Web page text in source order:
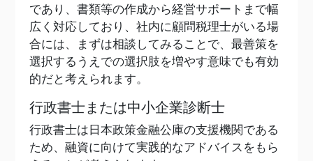
であり、書類等の作成から経営サポートまで幅
広く対応しており、社内に顧問税理士がいる場
合には、まずは相談してみることで、最善策を
選択するうえでの選択肢を増やす意味でも有効
的だと考えられます。
行政書士または中小企業診断士
行政書士は日本政策金融公庫の支援機関である
ため、融資に向けて実践的なアドバイスをもら